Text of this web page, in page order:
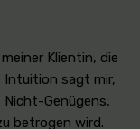
Klientin, die
Intuition sagt mir,
Nicht-Genügens,
betrogen wird.